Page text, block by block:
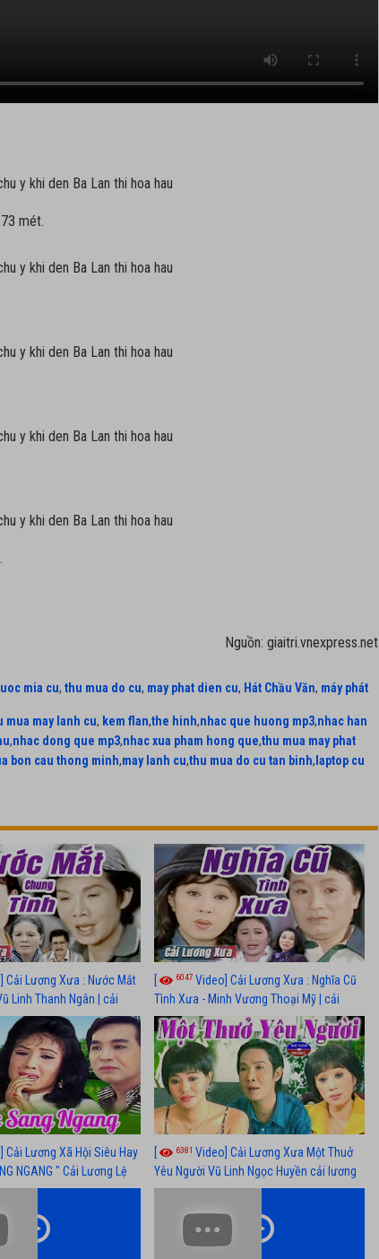
mét.
Nguồn: giaitri.vnexpress.net
mia cu, thu mua do cu, may phat dien cu, Hát Chầu Văn, máy phát
mua may lanh cu, kem flan,the hinh,nhac que huong mp3,nhac han
,nhac dong que mp3,nhac xua pham hong que,thu mua may phat
bon cau thong minh,may lanh cu,thu mua do cu tan binh, laptop cu
Cải Lương Xưa : Nước Mắt
Linh Thanh Ngân | cải
nhất
[ 6047 Video] Cải Lương Xưa : Nghĩa Cũ
Tình Xưa - Minh Vương Thoại Mỹ | cải
lương xã hội hay nhất
Cải Lương Xã Hội Siêu Hay
NGANG " Cải Lương Lệ
Hồng Nga
[ 6381 Video] Cải Lương Xưa Một Thuở
Yêu Người Vũ Linh Ngọc Huyền cải lương
xã hội hay nhất